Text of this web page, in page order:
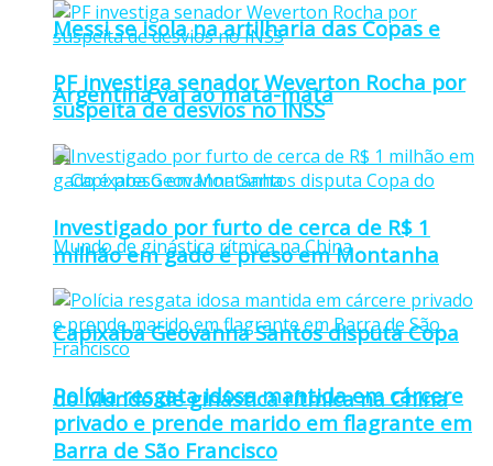
Messi se isola na artilharia das Copas e
Argentina vai ao mata-mata
Capixaba Geovanna Santos disputa Copa
do Mundo de ginástica rítmica na China
PF investiga senador Weverton Rocha por
suspeita de desvios no INSS
Investigado por furto de cerca de R$ 1
milhão em gado é preso em Montanha
Polícia resgata idosa mantida em cárcere
privado e prende marido em flagrante em
Barra de São Francisco